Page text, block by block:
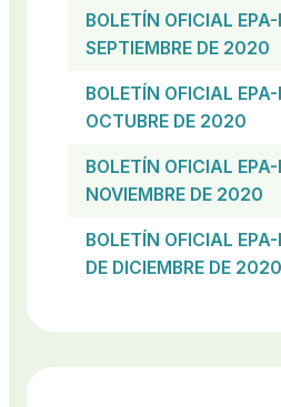
BOLETÍN OFICIAL EPA-
SEPTIEMBRE DE 2020
BOLETÍN OFICIAL EPA-
OCTUBRE DE 2020
BOLETÍN OFICIAL EPA-
NOVIEMBRE DE 2020
BOLETÍN OFICIAL EPA-
DE DICIEMBRE DE 2020